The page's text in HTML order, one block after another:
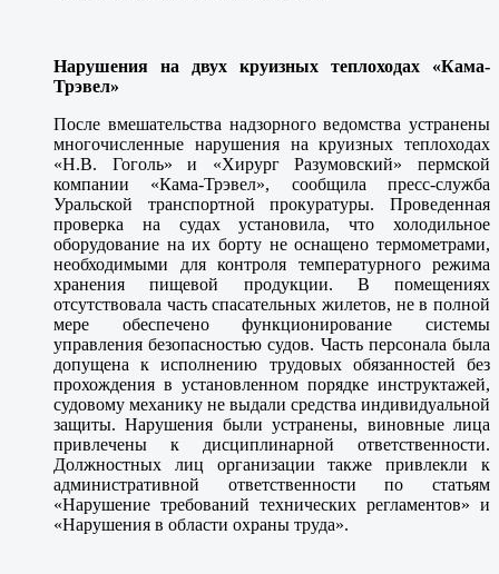
Нарушения на двух круизных теплоходах «Кама-
Трэвел»
После вмешательства надзорного ведомства устранены
многочисленные нарушения на круизных теплоходах
«Н.В. Гоголь» и «Хирург Разумовский» пермской
компании «Кама-Трэвел», сообщила пресс-служба
Уральской транспортной прокуратуры. Проведенная
проверка на судах установила, что холодильное
оборудование на их борту не оснащено термометрами,
необходимыми для контроля температурного режима
хранения пищевой продукции. В помещениях
отсутствовала часть спасательных жилетов, не в полной
мере обеспечено функционирование системы
управления безопасностью судов. Часть персонала была
допущена к исполнению трудовых обязанностей без
прохождения в установленном порядке инструктажей,
судовому механику не выдали средства индивидуальной
защиты. Нарушения были устранены, виновные лица
привлечены к дисциплинарной ответственности.
Должностных лиц организации также привлекли к
административной ответственности по статьям
«Нарушение требований технических регламентов» и
«Нарушения в области охраны труда».